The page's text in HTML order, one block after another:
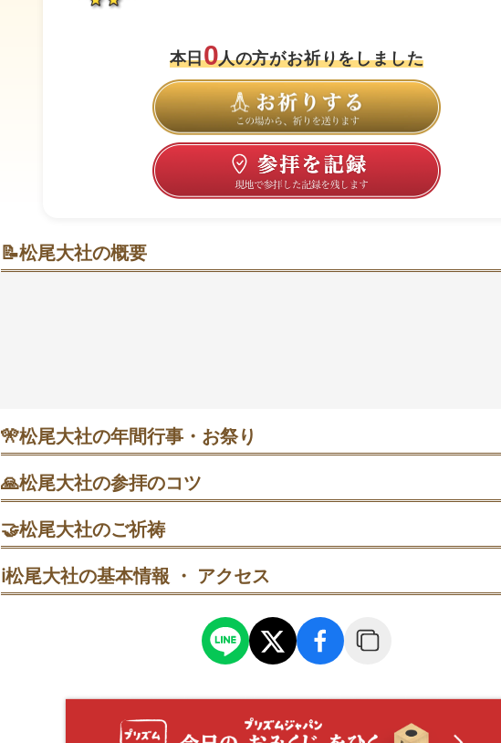
本日0人の方がお祈りをしました
📝松尾大社の概要
🎌松尾大社の年間行事・お祭り
やすい時間帯。人出は増えるため、観覧場所は早めに確保を。平日午前なら比較
す。
2024年11月25日〜2025年3月末 干支の巨大絵馬掲出｜拝殿に超大型の絵馬が登
🙏松尾大社の参拝のコツ
徴がつかめます。
本殿参拝後に回廊を進み、まず亀の井へ。そのまま奥の霊亀の滝まで足を伸ばす
を続けて楽しめます。
受付で拝観後、曲水→上古→蓬莱の順に回ると変化がわかりやすいです。足元は
🤝松尾大社のご祈祷
交通安全祈願。車両の清祓や新車祓いなど、車両ナンバーを申込に記入して受け
初宮詣祈祷。生後30〜100日の赤ちゃんとともに、誕生と健やかな成長を願って
厄除け祈祷
厄除け祈祷。年回りや節目の厄を晴らし、無事息災を願う一般の祈祷です。
ℹ️松尾大社の基本情報 ・ アクセス